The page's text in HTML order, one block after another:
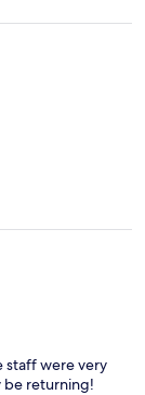
staff were very
be returning!